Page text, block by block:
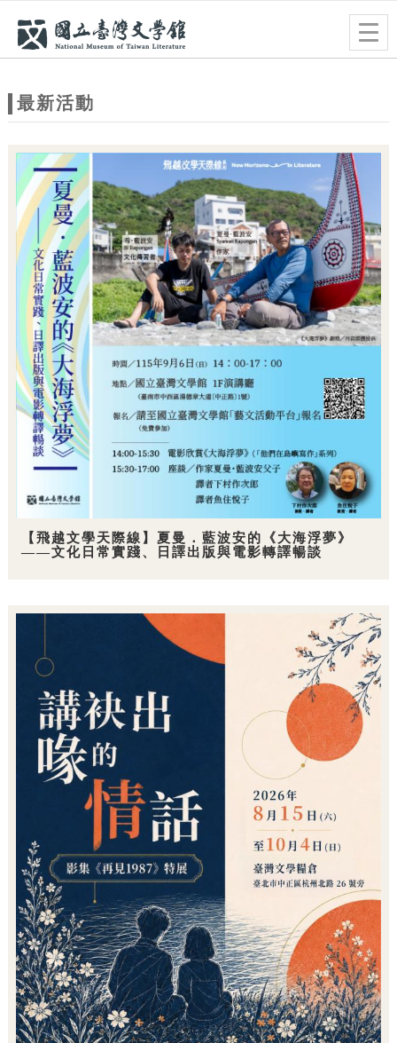
站
題
最新活動
【飛越文學天際線】夏曼．藍波安的《大海浮夢》
——文化日常實踐、日譯出版與電影轉譯暢談